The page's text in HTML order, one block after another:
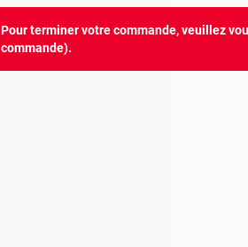
Pour terminer votre commande, veuillez
commande).